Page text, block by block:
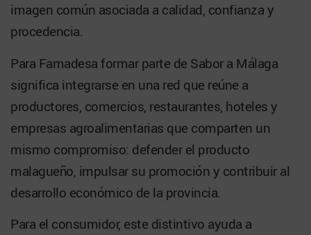
imagen común asociada a calidad, confianza y
procedencia.
Para Famadesa formar parte de Sabor a Málaga
significa integrarse en una red que reúne a
productores, comercios, restaurantes, hoteles y
empresas agroalimentarias que comparten un
mismo compromiso: defender el producto
malagueño, impulsar su promoción y contribuir al
desarrollo económico de la provincia.
Para el consumidor, este distintivo ayuda a